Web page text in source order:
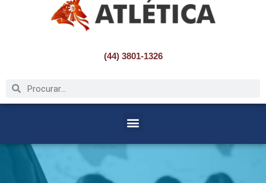
(44) 3801-1326